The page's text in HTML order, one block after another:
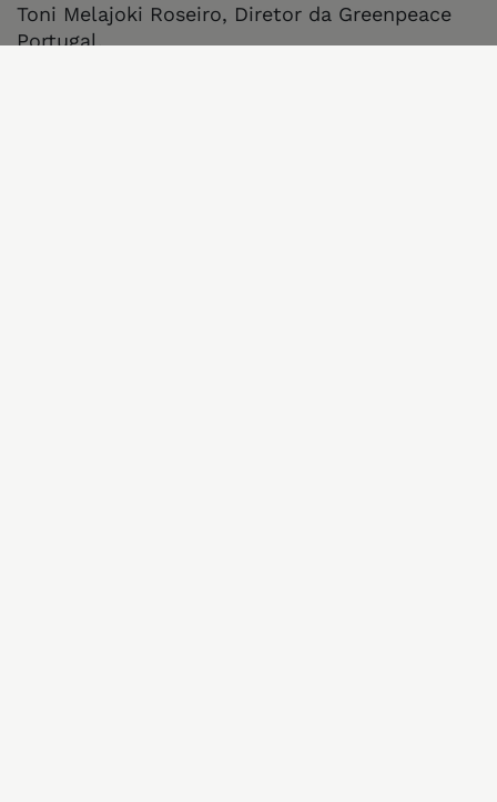
Toni Melajoki Roseiro, Diretor da Greenpeace
Portugal,